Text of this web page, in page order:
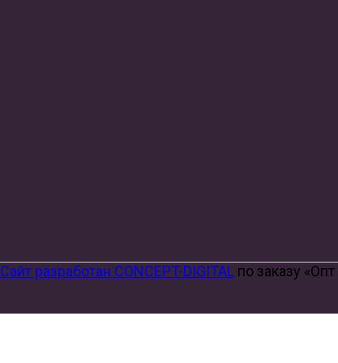
Сайт разработан CONCEPT-DIGITAL по заказу